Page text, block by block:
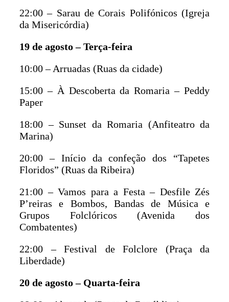
22:00 – Sarau de Corais Polifónicos (Igreja
da Misericórdia)
19 de agosto – Terça-feira
10:00 – Arruadas (Ruas da cidade)
15:00 – À Descoberta da Romaria – Peddy
Paper
18:00 – Sunset da Romaria (Anfiteatro da
Marina)
20:00 – Início da confeção dos “Tapetes
Floridos” (Ruas da Ribeira)
21:00 – Vamos para a Festa – Desfile Zés
P’reiras e Bombos, Bandas de Música e
Grupos Folclóricos (Avenida dos
Combatentes)
22:00 – Festival de Folclore (Praça da
Liberdade)
20 de agosto – Quarta-feira